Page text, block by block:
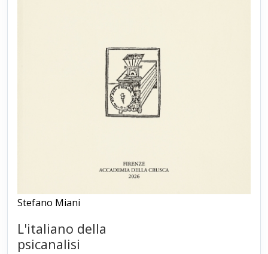
Stefano Miani
L'italiano della
psicanalisi